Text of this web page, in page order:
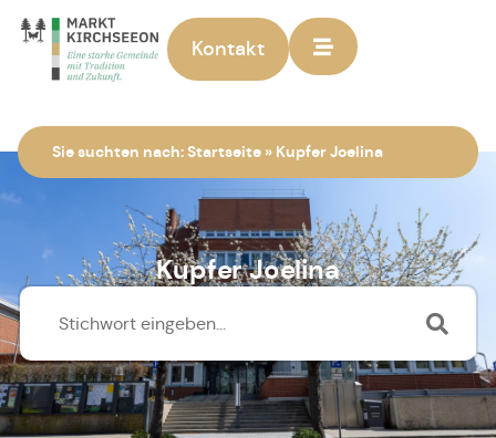
Kontakt
Sie suchten nach:Startseite » Kupfer Joelina
Kupfer Joelina